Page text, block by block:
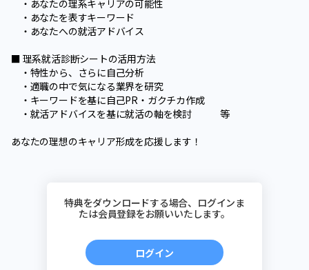
・あなたの理系キャリアの可能性
・あなたを表すキーワード
・あなたへの就活アドバイス
■ 理系就活診断シートの活用方法
・特性から、さらに自己分析
・適職の中で気になる業界を研究
・キーワードを基に自己PR・ガクチカ作成
・就活アドバイスを基に就活の軸を検討 等
あなたの理想のキャリア形成を応援します！
特典をダウンロードする場合、ログインま
たは会員登録をお願いいたします。
ログイン